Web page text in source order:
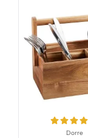
Dorre